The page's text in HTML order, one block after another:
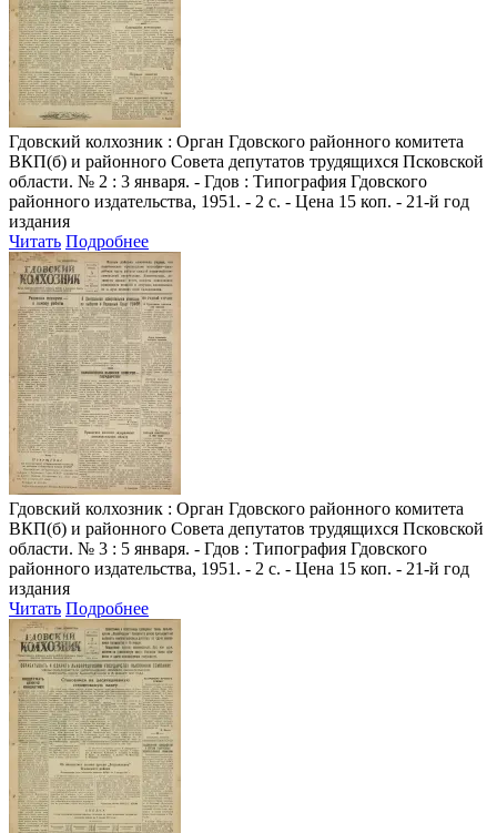
Гдовский колхозник : Орган Гдовского районного комитета
ВКП(б) и районного Совета депутатов трудящихся Псковской
области. № 2 : 3 января. - Гдов : Типография Гдовского
районного издательства, 1951. - 2 с. - Цена 15 коп. - 21-й год
издания
Читать Подробнее
Гдовский колхозник : Орган Гдовского районного комитета
ВКП(б) и районного Совета депутатов трудящихся Псковской
области. № 3 : 5 января. - Гдов : Типография Гдовского
районного издательства, 1951. - 2 с. - Цена 15 коп. - 21-й год
издания
Читать Подробнее